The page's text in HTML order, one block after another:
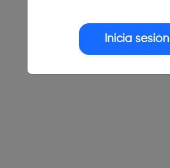
Inicia sesión